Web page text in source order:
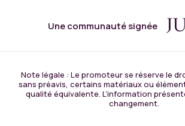
Une communauté signée
Note légale : Le promoteur se réserve le
sans préavis, certains matériaux ou
qualité équivalente. L’information
changement.